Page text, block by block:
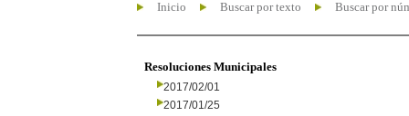
Inicio Buscar por texto Buscar por
Resoluciones Municipales
2017/02/01
2017/01/25